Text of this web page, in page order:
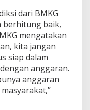
dari BMKG
berhitung baik,
mengatakan
kita jangan
siap dalam
anggaran.
anggaran